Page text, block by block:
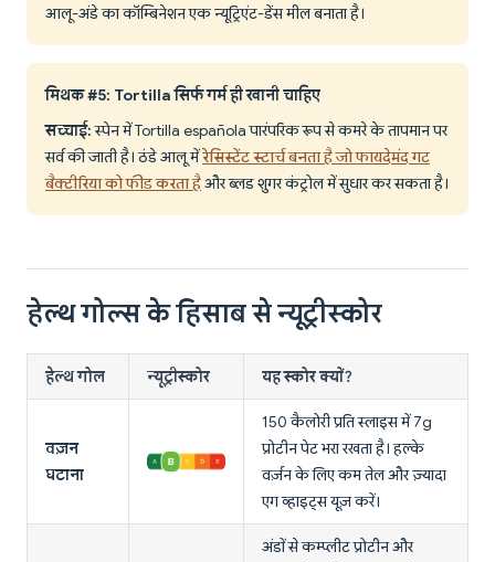
आलू-अंडे का कॉम्बिनेशन एक न्यूट्रिएंट-डेंस मील बनाता है।
मिथक #5: Tortilla सिर्फ गर्म ही खानी चाहिए
सच्चाई:स्पेन में Tortilla española पारंपरिक रूप से कमरे के तापमान पर
सर्व की जाती है। ठंडे आलू मेंरेसिस्टेंट स्टार्च बनता है जो फायदेमंद गट
बैक्टीरिया को फीड करता हैऔर ब्लड शुगर कंट्रोल में सुधार कर सकता है।
हेल्थ गोल्स के हिसाब से न्यूट्रीस्कोर
हेल्थ गोल न्यूट्रीस्कोर यह स्कोर क्यों?
वज़न
घटाना
150 कैलोरी प्रति स्लाइस में 7g
प्रोटीन पेट भरा रखता है। हल्के
वर्ज़न के लिए कम तेल और ज़्यादा
एग व्हाइट्स यूज़ करें।
अंडों से कम्प्लीट प्रोटीन और